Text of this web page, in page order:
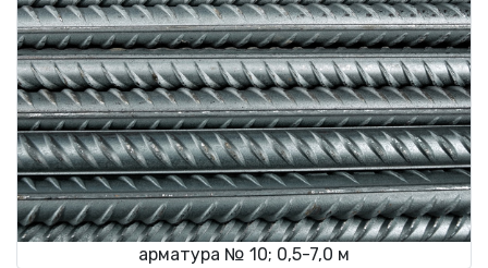
арматура № 10; 0,5-7,0 м